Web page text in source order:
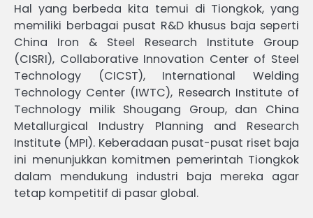
Hal yang berbeda kita temui di Tiongkok, yang
memiliki berbagai pusat R&D khusus baja seperti
China Iron & Steel Research Institute Group
(CISRI), Collaborative Innovation Center of Steel
Technology (CICST), International Welding
Technology Center (IWTC), Research Institute of
Technology milik Shougang Group, dan China
Metallurgical Industry Planning and Research
Institute (MPI). Keberadaan pusat-pusat riset baja
ini menunjukkan komitmen pemerintah Tiongkok
dalam mendukung industri baja mereka agar
tetap kompetitif di pasar global.